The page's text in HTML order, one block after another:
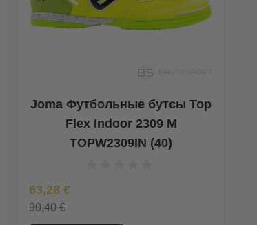
Joma Футбольные бутсы Top
Flex Indoor 2309 M
TOPW2309IN (40)
Special Price
63,28 €
90,40 €